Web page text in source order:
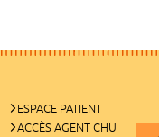
ESPACE PATIENT
ACCÈS AGENT CHU